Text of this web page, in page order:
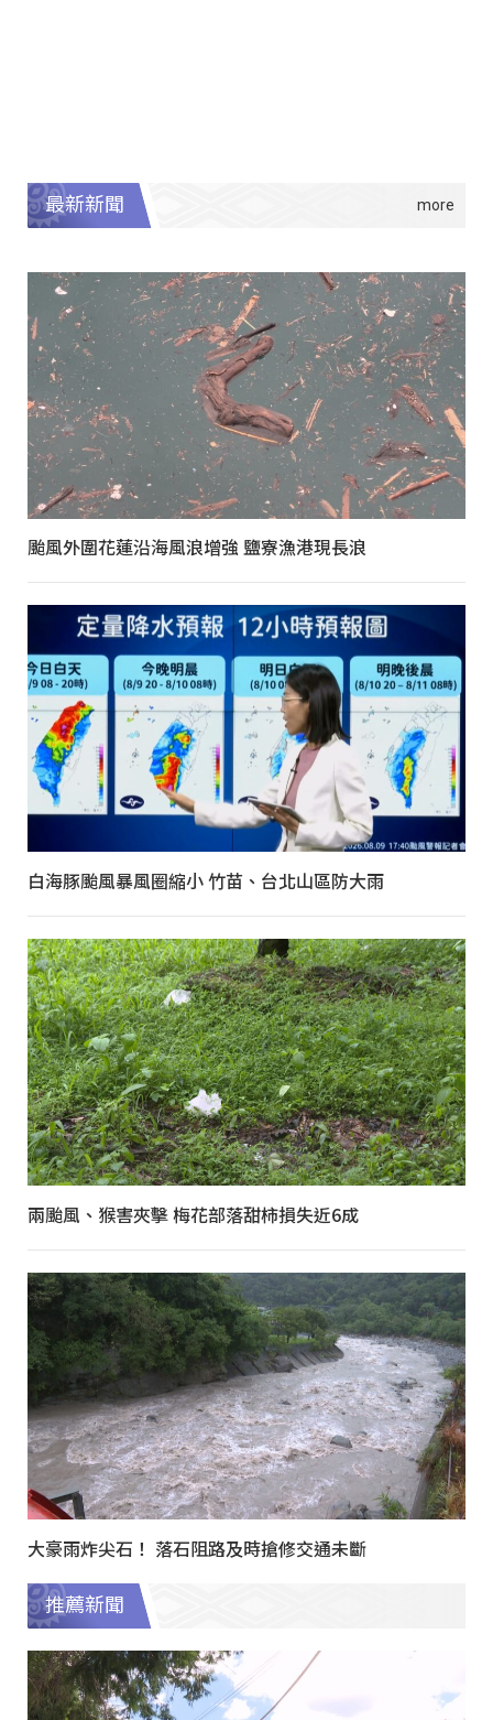
最新新聞
颱風外圍花蓮沿海風浪增強 鹽寮漁港現長浪
白海豚颱風暴風圈縮小 竹苗、台北山區防大雨
兩颱風、猴害夾擊 梅花部落甜柿損失近6成
大豪雨炸尖石！ 落石阻路及時搶修交通未斷
推薦新聞